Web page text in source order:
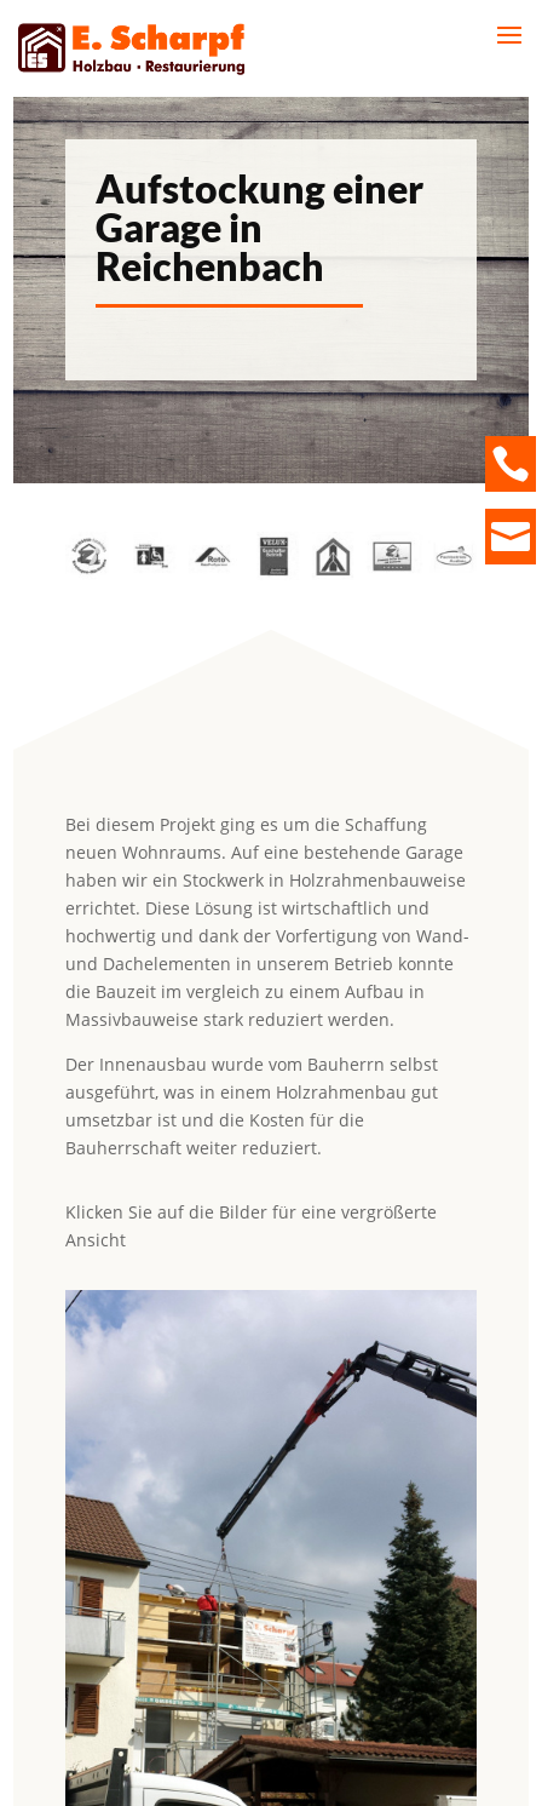
Aufstockung einer
Garage in
Reichenbach
Bei diesem Projekt ging es um die Schaffung
neuen Wohnraums. Auf eine bestehende Garage
haben wir ein Stockwerk in Holzrahmenbauweise
errichtet. Diese Lösung ist wirtschaftlich und
hochwertig und dank der Vorfertigung von Wand-
und Dachelementen in unserem Betrieb konnte
die Bauzeit im vergleich zu einem Aufbau in
Massivbauweise stark reduziert werden.
Der Innenausbau wurde vom Bauherrn selbst
ausgeführt, was in einem Holzrahmenbau gut
umsetzbar ist und die Kosten für die
Bauherrschaft weiter reduziert.
Klicken Sie auf die Bilder für eine vergrößerte
Ansicht

